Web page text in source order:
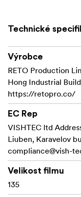
je také vybaven
vytváří na
Fotoaparát H35N je
kabelovou spouští,
délkou expozice,
snadnější použití
Kromě toho byla do
zásuvka pro stativ.
Fotoaparát je k
pruhovaný černý,
prosklený modrý,
růžový.
Klíčové specifikace
Technické
Výrobce
RETO Production
Hong Industrial
https://retopro.co/
EC Rep
VISHTEC ltd
Liuben, Karavelov
compliance@vish-
Velikost filmu
135